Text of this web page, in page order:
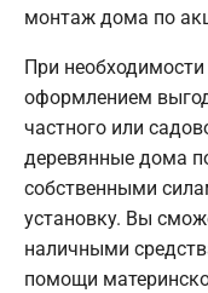
монтаж дома по
При
оформлением
частного или
деревянные дома
собственными
установку. Вы
наличными
помощи